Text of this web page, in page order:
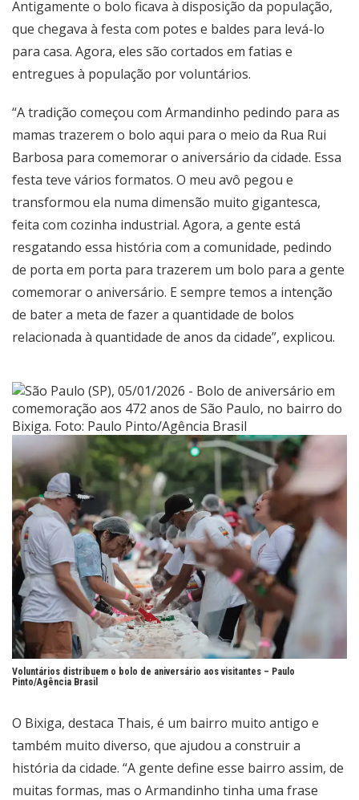
Antigamente o bolo ficava à disposição da população,
que chegava à festa com potes e baldes para levá-lo
para casa. Agora, eles são cortados em fatias e
entregues à população por voluntários.
“A tradição começou com Armandinho pedindo para as
mamas trazerem o bolo aqui para o meio da Rua Rui
Barbosa para comemorar o aniversário da cidade. Essa
festa teve vários formatos. O meu avô pegou e
transformou ela numa dimensão muito gigantesca,
feita com cozinha industrial. Agora, a gente está
resgatando essa história com a comunidade, pedindo
de porta em porta para trazerem um bolo para a gente
comemorar o aniversário. E sempre temos a intenção
de bater a meta de fazer a quantidade de bolos
relacionada à quantidade de anos da cidade”, explicou.
Voluntários distribuem o bolo de aniversário aos visitantes – Paulo
Pinto/Agência Brasil
O Bixiga, destaca Thais, é um bairro muito antigo e
também muito diverso, que ajudou a construir a
história da cidade. “A gente define esse bairro assim, de
muitas formas, mas o Armandinho tinha uma frase